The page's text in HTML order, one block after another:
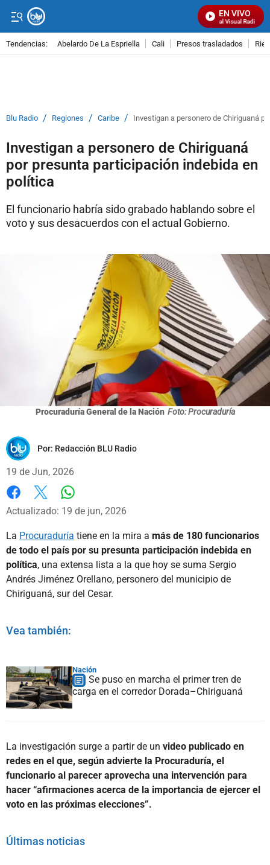
EN VIVO
Señal Visual Radio
Tendencias: Abelardo De La Espriella Cali Presos trasladados
Blu Radio / Regiones / Caribe / Investigan a personero de Chiriguaná
Investigan a personero de Chiriguaná
por presunta participación indebida en
política
El funcionario habría sido grabado hablando sobre el
voto y sus desacuerdos con el actual Gobierno.
Procuraduría General de la Nación Foto: Procuraduría
Por: Redacción BLU Radio
19 de Jun, 2026
Facebook
X
Actualizado: 19 de jun, 2026
La Procuraduría tiene en la mira a más de 180 funcionarios
de todo el país por su presunta participación indebida en
política, una extensa lista a la que hoy se suma Sergio
Andrés Jiménez Orellano, personero del municipio de
Chiriguaná, sur del Cesar.
Vea también:
Nación
Se puso en marcha el primer tren de
carga en el corredor Dorada–Chiriguaná
La investigación surge a partir de un video publicado en
redes en el que, según advierte la Procuraduría, el
funcionario al parecer aprovecha una intervención para
hacer “afirmaciones acerca de la importancia de ejercer el
voto en las próximas elecciones”.
Últimas noticias